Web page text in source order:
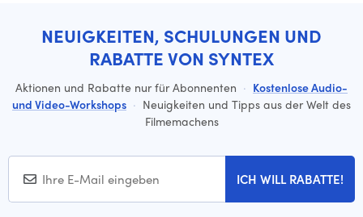
NEUIGKEITEN, SCHULUNGEN UND
RABATTE VON SYNTEX
Aktionen und Rabatte nur für Abonnenten · Kostenlose Audio-
und Video-Workshops · Neuigkeiten und Tipps aus der Welt des
Filmemachens
ICH WILL RABATTE!